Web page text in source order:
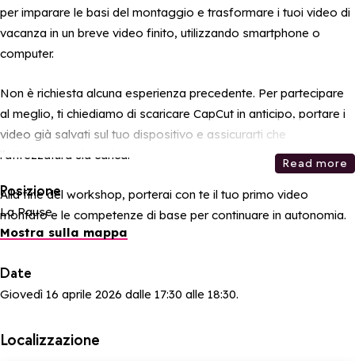
per imparare le basi del montaggio e trasformare i tuoi video di
vacanza in un breve video finito, utilizzando smartphone o
computer.
Non è richiesta alcuna esperienza precedente. Per partecipare
al meglio, ti chiediamo di scaricare CapCut in anticipo, portare i
video già salvati sul tuo dispositivo e assicurarti che
l’attrezzatura sia carica.
Alla fine del workshop, porterai con te il tuo primo video
montato e le competenze di base per continuare in autonomia.
Read more
Posizione
La Pause
Mostra sulla mappa
Date
Giovedì 16 aprile 2026 dalle 17:30 alle 18:30.
Localizzazione